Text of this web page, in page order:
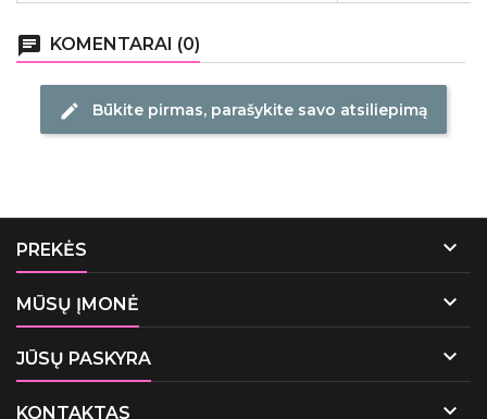
chat KOMENTARAI (0)
edit Būkite pirmas, parašykite savo atsiliepimą
PREKĖS 
MŪSŲ ĮMONĖ 
JŪSŲ PASKYRA 
KONTAKTAS 